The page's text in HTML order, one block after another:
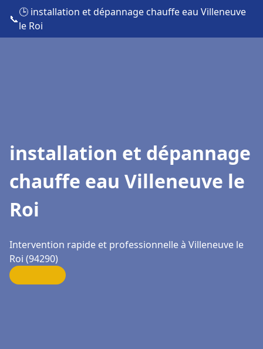
📞
🕒 installation et dépannage chauffe eau Villeneuve
le Roi
installation et dépannage
chauffe eau Villeneuve le
Roi
Intervention rapide et professionnelle à Villeneuve le
Roi (94290)